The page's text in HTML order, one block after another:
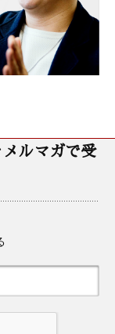
ルマガで受